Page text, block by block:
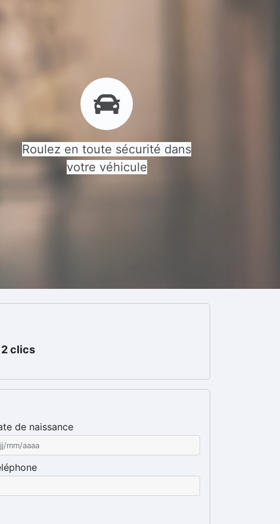
Roulez en toute sécurité dans
votre véhicule
clics
de naissance